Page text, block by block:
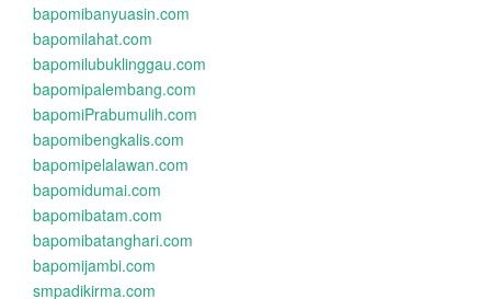
bapomibanyuasin.com
bapomilahat.com
bapomilubuklinggau.com
bapomipalembang.com
bapomiPrabumulih.com
bapomibengkalis.com
bapomipelalawan.com
bapomidumai.com
bapomibatam.com
bapomibatanghari.com
bapomijambi.com
smpadikirma.com